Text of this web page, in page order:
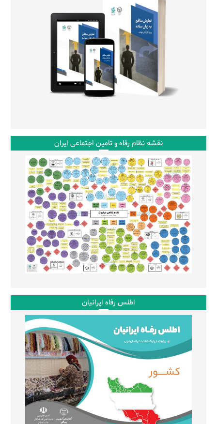
نقشه نظام رفاه و تامین اجتماعی ایران
اطلس رفاه ایرانیان